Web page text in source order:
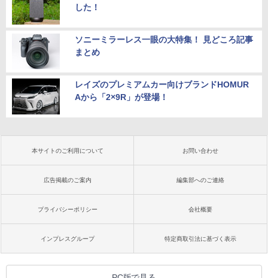
した！
ソニーミラーレス一眼の大特集！ 見どころ記事
まとめ
レイズのプレミアムカー向けブランドHOMUR
Aから「2×9R」が登場！
本サイトのご利用について お問い合わせ
広告掲載のご案内 編集部へのご連絡
プライバシーポリシー 会社概要
インプレスグループ 特定商取引法に基づく表示